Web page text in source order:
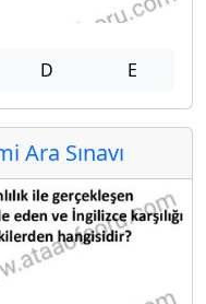
D E
Ara Sınavı